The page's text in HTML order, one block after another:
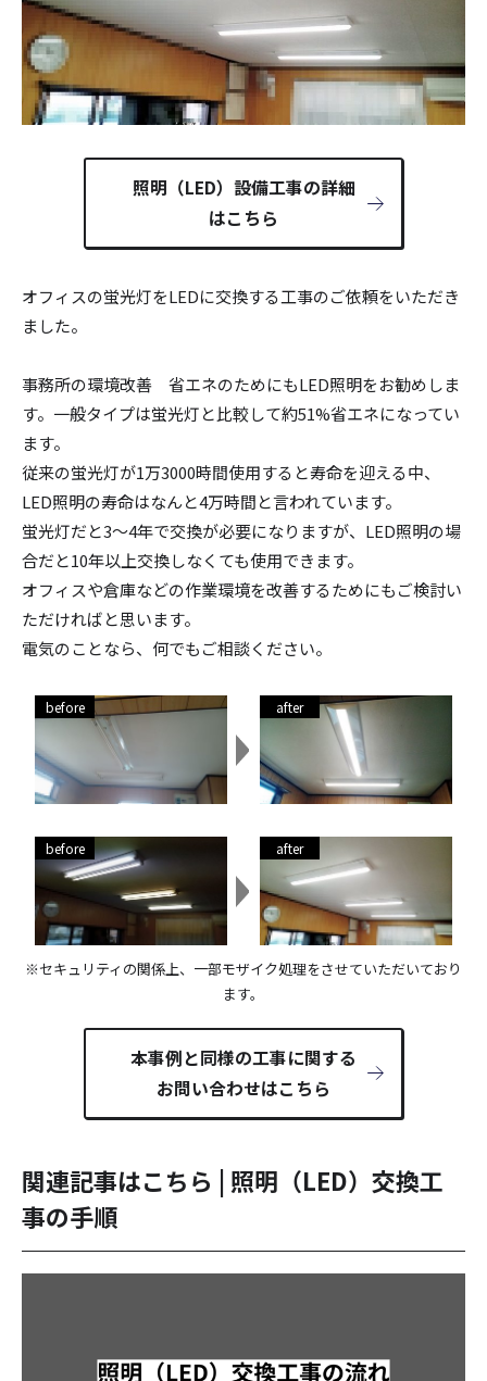
照明（LED）設備工事の詳細
はこちら
オフィスの蛍光灯をLEDに交換する工事のご依頼をいただき
ました。
事務所の環境改善 省エネのためにもLED照明をお勧めしま
す。一般タイプは蛍光灯と比較して約51%省エネになってい
ます。
従来の蛍光灯が1万3000時間使用すると寿命を迎える中、
LED照明の寿命はなんと4万時間と言われています。
蛍光灯だと3～4年で交換が必要になりますが、LED照明の場
合だと10年以上交換しなくても使用できます。
オフィスや倉庫などの作業環境を改善するためにもご検討い
ただければと思います。
電気のことなら、何でもご相談ください。
※セキュリティの関係上、一部モザイク処理をさせていただいており
ます。
本事例と同様の工事に関する
お問い合わせはこちら
関連記事はこちら | 照明（LED）交換工
事の手順